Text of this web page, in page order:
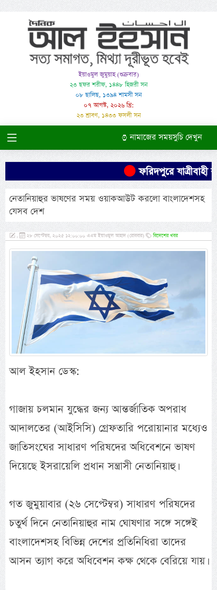
ইয়াওমুল জুমুয়াহ (শুক্রবার)
২৩ ছফর শরীফ, ১৪৪৮ হিজরী সন
০৮ ছালিছ, ১৩৯৪ শামসী সন
০৭ আগস্ট, ২০২৬ খ্রি:
২৩ শ্রাবণ, ১৪৩৩ ফসলী সন
নামাজের সময়সুচি দেখুন
ফরিদপুরে যাত্রীবাহী
নেতানিয়াহুর ভাষণের সময় ওয়াকআউট করলো বাংলাদেশসহ
যেসব দেশ
, ২৮ সেপ্টেম্বর, ২০২৫ ১২:০০:০০ এএম ইয়াওমুল আহাদ (রোববার) বিদেশের খবর
আল ইহসান ডেস্ক:
গাজায় চলমান যুদ্ধের জন্য আন্তর্জাতিক অপরাধ
আদালতের (আইসিসি) গ্রেফতারি পরোয়ানার মধ্যেও
জাতিসংঘের সাধারণ পরিষদের অধিবেশনে ভাষণ
দিয়েছে ইসরায়েলি প্রধান সন্ত্রাসী নেতানিয়াহু।
গত জুমুয়াবার (২৬ সেপ্টেম্বর) সাধারণ পরিষদের
চতুর্থ দিনে নেতানিয়াহুর নাম ঘোষণার সঙ্গে সঙ্গেই
বাংলাদেশসহ বিভিন্ন দেশের প্রতিনিধিরা তাদের
আসন ত্যাগ করে অধিবেশন কক্ষ থেকে বেরিয়ে যায়।